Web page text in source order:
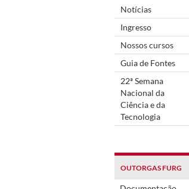
Notícias
Ingresso
Nossos cursos
Guia de Fontes
22ª Semana
Nacional da
Ciência e da
Tecnologia
OUTORGAS FURG